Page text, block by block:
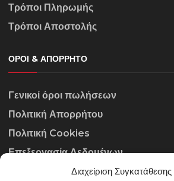
Διαχείριση Συγκατάθεσης
Τρόποι Πληρωμής
Τρόποι Αποστολής
ΌΡΟΙ & ΑΠΌΡΡΗΤΟ
Γενικοί όροι πωλήσεων
Πολιτική Απορρήτου
Πολιτική Cookies
Επεξεργασία Δεδομένων